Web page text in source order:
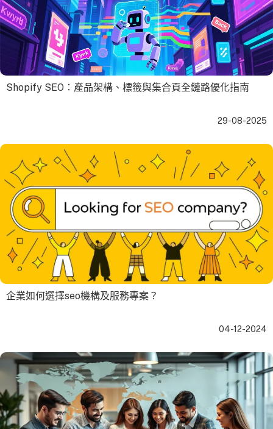
Shopify SEO：產品架構、標籤與集合頁全鏈路優化指南
29-08-2025
企業如何選擇seo機構及服務專案？
04-12-2024